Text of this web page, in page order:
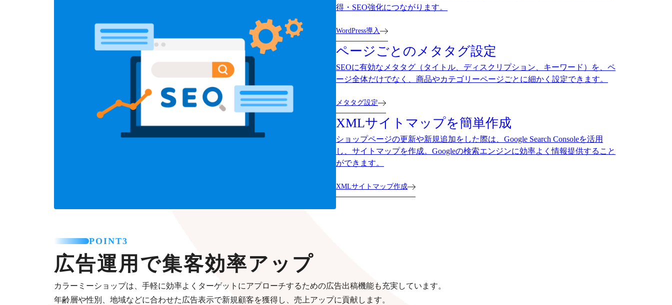
得・SEO強化につながります。
WordPress導入
ページごとのメタタグ設定
SEOに有効なメタタグ（タイトル、ディスクリプション、キーワード）を、ペ
ージ全体だけでなく、商品やカテゴリーページごとに細かく設定できます。
メタタグ設定
XMLサイトマップを簡単作成
ショップページの更新や新規追加をした際は、Google Search Consoleを活用
し、サイトマップを作成。Googleの検索エンジンに効率よく情報提供すること
ができます。
XMLサイトマップ作成
POINT3
広告運用で集客効率アップ
カラーミーショップは、手軽に効率よくターゲットにアプローチするための広告出稿機能も充実しています。
年齢層や性別、地域などに合わせた広告表示で新規顧客を獲得し、売上アップに貢献します。